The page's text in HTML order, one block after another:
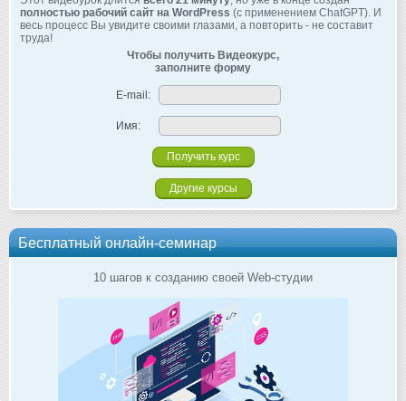
полностью рабочий сайт на WordPress (с применением ChatGPT). И
весь процесс Вы увидите своими глазами, а повторить - не составит
труда!
Чтобы получить Видеокурс,
заполните форму
E-mail:
Имя:
Другие курсы
Бесплатный онлайн-семинар
10 шагов к созданию своей Web-студии